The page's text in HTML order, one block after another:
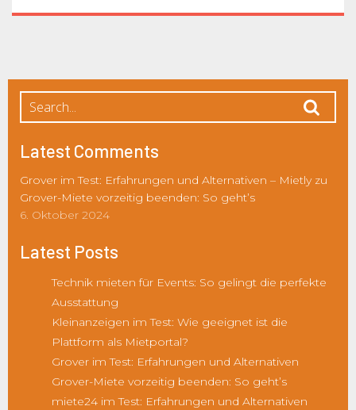
Latest Comments
Grover im Test: Erfahrungen und Alternativen – Mietlyzu
Grover-Miete vorzeitig beenden: So geht’s
6. Oktober 2024
Latest Posts
Technik mieten für Events: So gelingt die perfekte
Ausstattung
Kleinanzeigen im Test: Wie geeignet ist die
Plattform als Mietportal?
Grover im Test: Erfahrungen und Alternativen
Grover-Miete vorzeitig beenden: So geht’s
miete24 im Test: Erfahrungen und Alternativen